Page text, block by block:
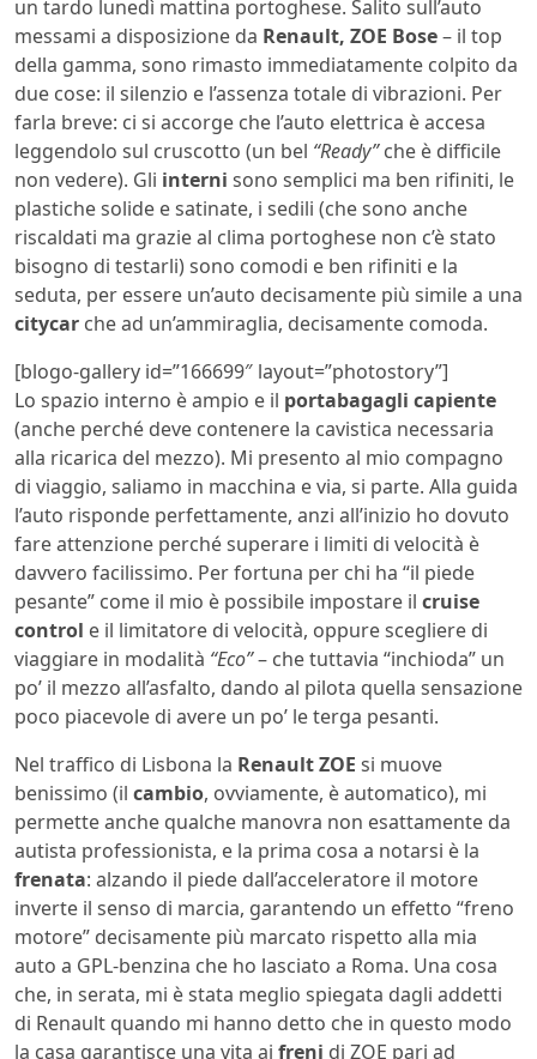
un tardo lunedì mattina portoghese. Salito sull’auto
messami a disposizione da Renault, ZOE Bose– il top
della gamma, sono rimasto immediatamente colpito da
due cose: il silenzio e l’assenza totale di vibrazioni. Per
farla breve: ci si accorge che l’auto elettrica è accesa
leggendolo sul cruscotto (un bel “Ready”che è difficile
non vedere). Gli interni sono semplici ma ben rifiniti, le
plastiche solide e satinate, i sedili (che sono anche
riscaldati ma grazie al clima portoghese non c’è stato
bisogno di testarli) sono comodi e ben rifiniti e la
seduta, per essere un’auto decisamente più simile a una
citycar che ad un’ammiraglia, decisamente comoda.
[blogo-gallery id=”166699″ layout=”photostory”]
Lo spazio interno è ampio e il portabagagli capiente
(anche perché deve contenere la cavistica necessaria
alla ricarica del mezzo). Mi presento al mio compagno
di viaggio, saliamo in macchina e via, si parte. Alla guida
l’auto risponde perfettamente, anzi all’inizio ho dovuto
fare attenzione perché superare i limiti di velocità è
davvero facilissimo. Per fortuna per chi ha “il piede
pesante” come il mio è possibile impostare il cruise
control e il limitatore di velocità, oppure scegliere di
viaggiare in modalità “Eco”– che tuttavia “inchioda” un
po’ il mezzo all’asfalto, dando al pilota quella sensazione
poco piacevole di avere un po’ le terga pesanti.
Nel traffico di Lisbona la Renault ZOE si muove
benissimo (il cambio, ovviamente, è automatico), mi
permette anche qualche manovra non esattamente da
autista professionista, e la prima cosa a notarsi è la
frenata: alzando il piede dall’acceleratore il motore
inverte il senso di marcia, garantendo un effetto “freno
motore” decisamente più marcato rispetto alla mia
auto a GPL-benzina che ho lasciato a Roma. Una cosa
che, in serata, mi è stata meglio spiegata dagli addetti
di Renault quando mi hanno detto che in questo modo
la casa garantisce una vita ai freni di ZOE pari ad